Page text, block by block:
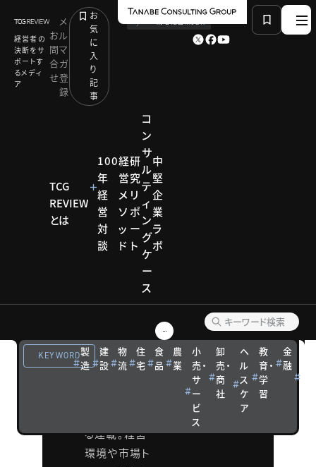
経営者の
決断をサ
ポートす
るメディ
ア
お
問
合
せ
メ
ル
マ
ガ
登
録
お
気
に
入
り
記
事
TCG
REVIEW
とは
100
年
経
営
対
談
経
営
メ
ソ
ッ
ド
研
究
リ
ポ
ー
ト
コ
ン
サ
ル
テ
ィ
ン
グ
ケ
ー
ス
中
堅
企
業
ラ
ボ
KEYWORD製
造
建
設
物
流
住
宅
食
品
農
業
小
売・
サ
ー
ビ
ス
卸
売・
商
社
ヘ
ル
ス
ケ
ア
教
育・
学
習
金
融
コラムTCG副社長メッセージ
コラム
TCG副
社長メ
ッセー
ジ
タナベコンサ
る連載。経営
環境や市場ト